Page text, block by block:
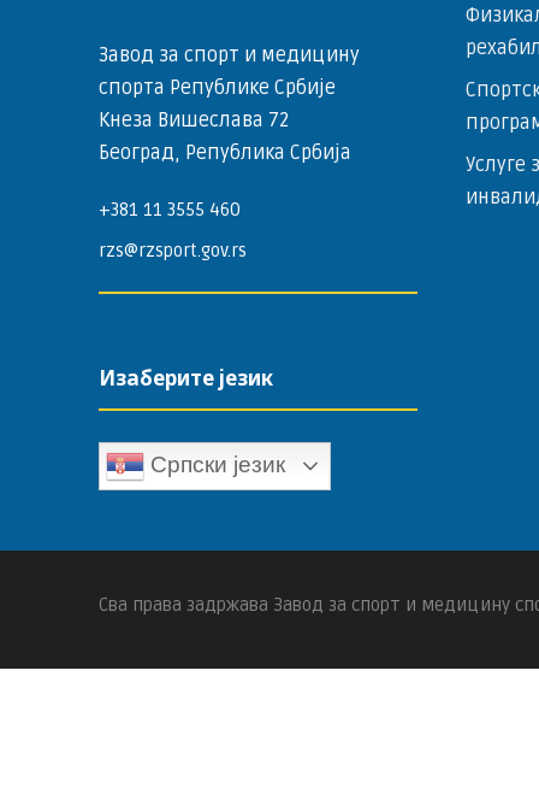
Завод за спорт и медицину
спорта Републике Србије
Кнеза Вишеслава 72
Београд, Република Србија
+381 11 3555 460
rzs@rzsport.gov.rs
Изаберите језик
Српски језик
Услуге
Сва права задржава Завод за спорт и медицину